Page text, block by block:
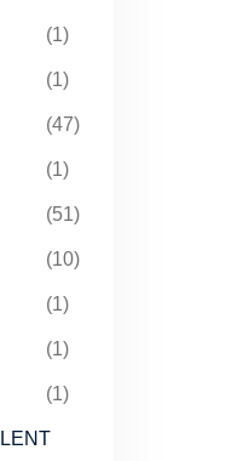
(1)
(1)
(47)
(1)
(51)
(10)
(1)
(1)
(1)